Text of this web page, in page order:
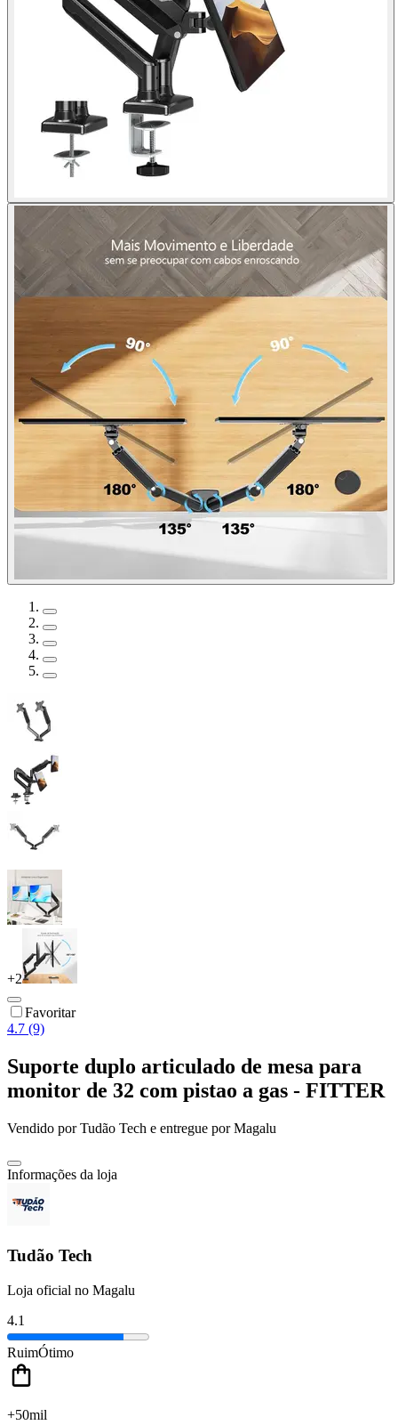
+2
Favoritar
4.7 (9)
Suporte duplo articulado de mesa para
monitor de 32 com pistao a gas - FITTER
Vendido porTudão Tech e entregue por Magalu
Informações da loja
Tudão Tech
Loja oficial no Magalu
4.1
RuimÓtimo
+50mil